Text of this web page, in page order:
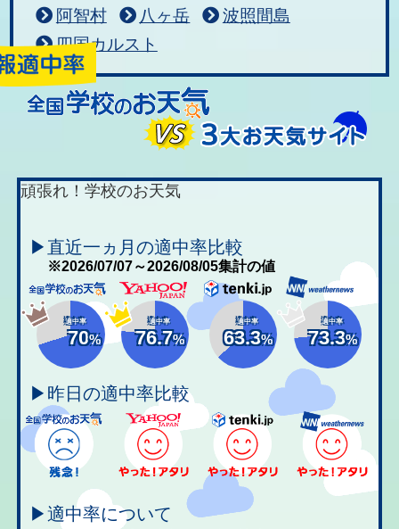
阿智村
八ヶ岳
波照間島
四国カルスト
頑張れ！学校のお天気
▶直近一ヵ月の適中率比較
※2026/07/07～2026/08/05集計の値
適中率
70%
適中率
76.7%
適中率
63.3%
適中率
73.3%
▶昨日の適中率比較
▶適中率について